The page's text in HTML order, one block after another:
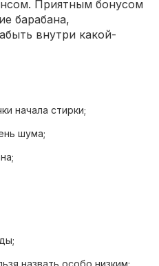
Приятным бонусом
барабана,
внутри какой-
начала стирки;
шума;
и дополнительных
воды;
назвать особо низким;